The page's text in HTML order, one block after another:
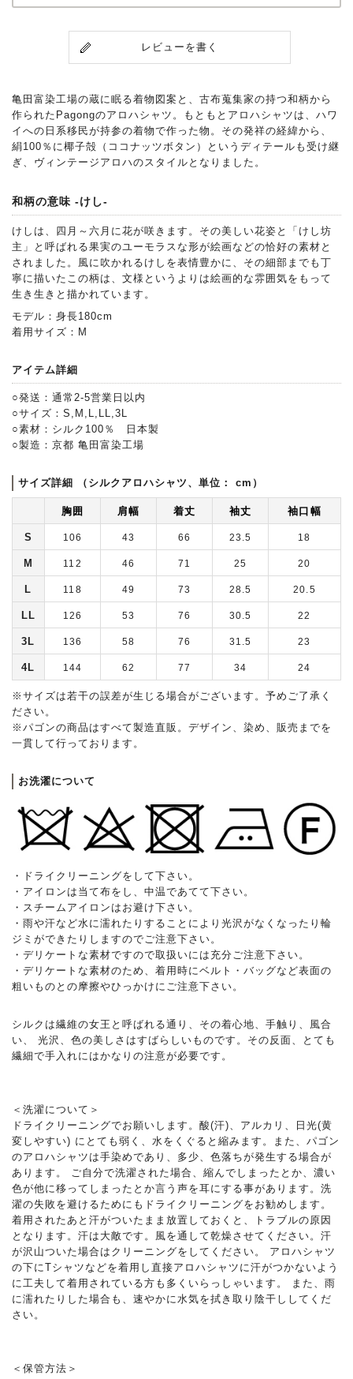
レビューを書く
亀田富染工場の蔵に眠る着物図案と、古布蒐集家の持つ和柄から
作られたPagongのアロハシャツ。もともとアロハシャツは、ハワ
イへの日系移民が持参の着物で作った物。その発祥の経緯から、
絹100％に椰子殻（ココナッツボタン）というディテールも受け継
ぎ、ヴィンテージアロハのスタイルとなりました。
和柄の意味 -けし-
けしは、四月～六月に花が咲きます。その美しい花姿と「けし坊
主」と呼ばれる果実のユーモラスな形が絵画などの恰好の素材と
されました。風に吹かれるけしを表情豊かに、その細部までも丁
寧に描いたこの柄は、文様というよりは絵画的な雰囲気をもって
生き生きと描かれています。
モデル：身長180cm
着用サイズ：M
アイテム詳細
○発送：通常2-5営業日以内
○サイズ：S,M,L,LL,3L
○素材：シルク100％ 日本製
○製造：京都 亀田富染工場
サイズ詳細 （シルクアロハシャツ、単位： cm）
胸囲 肩幅 着丈 袖丈 袖口幅
S 106 43 66 23.5 18
M 112 46 71 25 20
L 118 49 73 28.5 20.5
LL 126 53 76 30.5 22
3L 136 58 76 31.5 23
4L 144 62 77 34 24
※サイズは若干の誤差が生じる場合がございます。予めご了承く
ださい。
※パゴンの商品はすべて製造直販。デザイン、染め、販売までを
一貫して行っております。
お洗濯について
・ドライクリーニングをして下さい。
・アイロンは当て布をし、中温であてて下さい。
・スチームアイロンはお避け下さい。
・雨や汗など水に濡れたりすることにより光沢がなくなったり輪
ジミができたりしますのでご注意下さい。
・デリケートな素材ですので取扱いには充分ご注意下さい。
・デリケートな素材のため、着用時にベルト・バッグなど表面の
粗いものとの摩擦やひっかけにご注意下さい。
シルクは繊維の女王と呼ばれる通り、その着心地、手触り、風合
い、 光沢、色の美しさはすばらしいものです。その反面、とても
繊細で手入れにはかなりの注意が必要です。
＜洗濯について＞
ドライクリーニングでお願いします。酸(汗)、アルカリ、日光(黄
変しやすい) にとても弱く、水をくぐると縮みます。また、パゴン
のアロハシャツは手染めであり、多少、色落ちが発生する場合が
あります。 ご自分で洗濯された場合、縮んでしまったとか、濃い
色が他に移ってしまったとか言う声を耳にする事があります。洗
濯の失敗を避けるためにもドライクリーニングをお勧めします。
着用されたあと汗がついたまま放置しておくと、トラブルの原因
となります。汗は大敵です。風を通して乾燥させてください。汗
が沢山ついた場合はクリーニングをしてください。 アロハシャツ
の下にTシャツなどを着用し直接アロハシャツに汗がつかないよう
に工夫して着用されている方も多くいらっしゃいます。 また、雨
に濡れたりした場合も、速やかに水気を拭き取り陰干ししてくだ
さい。
＜保管方法＞